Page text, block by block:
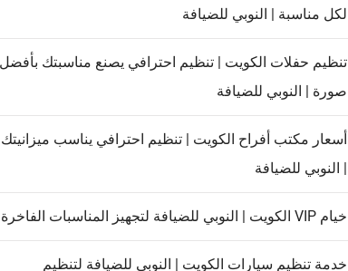
لكل مناسبة | النوبي للضيافة
تنظيم حفلات الكويت | تنظيم احترافي يصنع مناسبتك بأفضل
صورة | النوبي للضيافة
أسعار مكتب أفراح الكويت | تنظيم احترافي يناسب ميزانيتك
| النوبي للضيافة
خيام VIP الكويت | النوبي للضيافة لتجهيز المناسبات الفاخرة
خدمة تنظيم سيارات الكويت | النوبي للضيافة لتنظيم